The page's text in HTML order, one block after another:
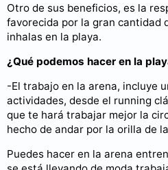
Otro de sus beneficios, es la
favorecida por la gran cantidad
inhalas en la playa.
¿Qué podemos hacer en la
-El trabajo en la arena, incluye
actividades, desde el running
que te hará trabajar mejor la
hecho de andar por la orilla de
Puedes hacer en la arena